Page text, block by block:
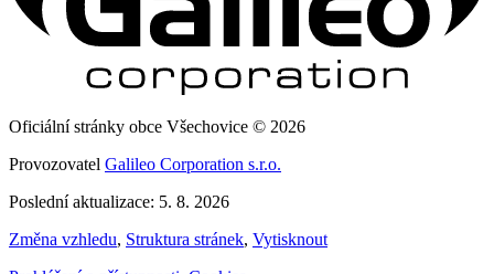
Oficiální stránky obce Všechovice © 2026
Provozovatel Galileo Corporation s.r.o.
Poslední aktualizace: 5. 8. 2026
Změna vzhledu, Struktura stránek, Vytisknout